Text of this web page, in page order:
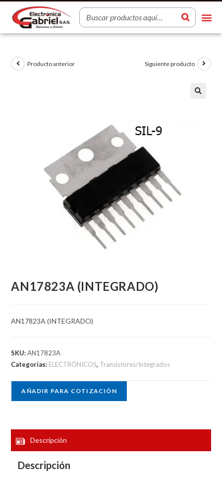
Producto anterior Siguiente producto
AN17823A (INTEGRADO)
AN17823A (INTEGRADO)
SKU:AN17823A
Categorías: ELECTRÓNICOS, Transistores/Integrados
AÑADIR PARA COTIZACIÓN
Descripción
Descripción